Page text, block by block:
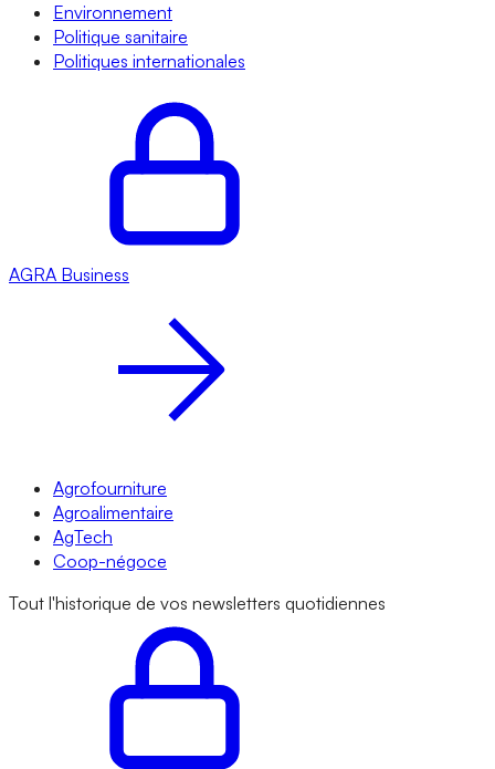
Environnement
Politique sanitaire
Politiques internationales
AGRA Business
Agrofourniture
Agroalimentaire
AgTech
Coop-négoce
Tout l'historique de vos newsletters quotidiennes